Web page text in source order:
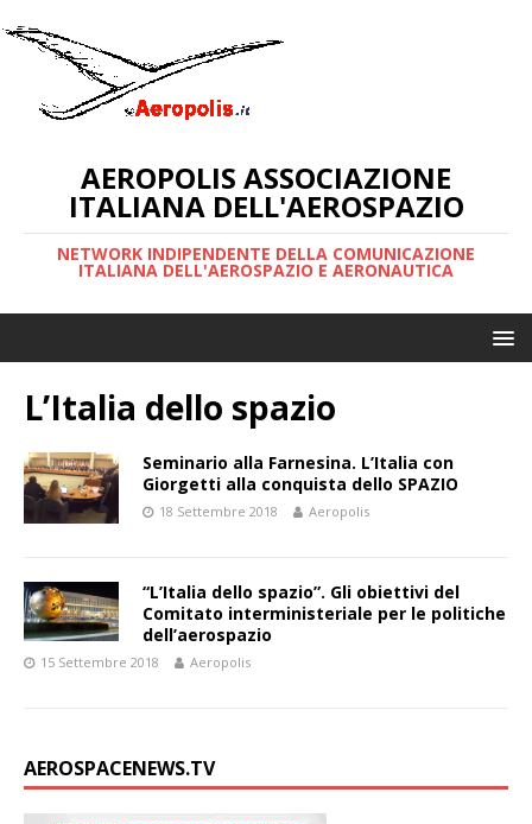
AEROPOLIS ASSOCIAZIONE
ITALIANA DELL'AEROSPAZIO
NETWORK INDIPENDENTE DELLA COMUNICAZIONE
ITALIANA DELL'AEROSPAZIO E AERONAUTICA
L’Italia dello spazio
Seminario alla Farnesina. L’Italia con
Giorgetti alla conquista dello SPAZIO
18 Settembre 2018 Aeropolis
“L’Italia dello spazio”. Gli obiettivi del
Comitato interministeriale per le politiche
dell’aerospazio
15 Settembre 2018 Aeropolis
AEROSPACENEWS.TV